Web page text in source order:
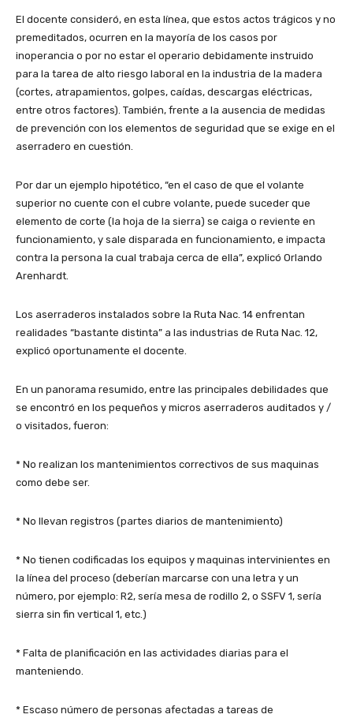
El docente consideró, en esta línea, que estos actos trágicos y no
premeditados, ocurren en la mayoría de los casos por
inoperancia o por no estar el operario debidamente instruido
para la tarea de alto riesgo laboral en la industria de la madera
(cortes, atrapamientos, golpes, caídas, descargas eléctricas,
entre otros factores). También, frente a la ausencia de medidas
de prevención con los elementos de seguridad que se exige en el
aserradero en cuestión.
Por dar un ejemplo hipotético, “en el caso de que el volante
superior no cuente con el cubre volante, puede suceder que
elemento de corte (la hoja de la sierra) se caiga o reviente en
funcionamiento, y sale disparada en funcionamiento, e impacta
contra la persona la cual trabaja cerca de ella”, explicó Orlando
Arenhardt.
Los aserraderos instalados sobre la Ruta Nac. 14 enfrentan
realidades “bastante distinta” a las industrias de Ruta Nac. 12,
explicó oportunamente el docente.
En un panorama resumido, entre las principales debilidades que
se encontró en los pequeños y micros aserraderos auditados y /
o visitados, fueron:
* No realizan los mantenimientos correctivos de sus maquinas
como debe ser.
* No llevan registros (partes diarios de mantenimiento)
* No tienen codificadas los equipos y maquinas intervinientes en
la línea del proceso (deberían marcarse con una letra y un
número, por ejemplo: R2, sería mesa de rodillo 2, o SSFV 1, sería
sierra sin fin vertical 1, etc.)
* Falta de planificación en las actividades diarias para el
manteniendo.
* Escaso número de personas afectadas a tareas de